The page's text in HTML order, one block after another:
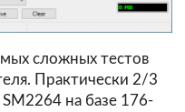
сложных тестов
Практически 2/3
на базе 176-